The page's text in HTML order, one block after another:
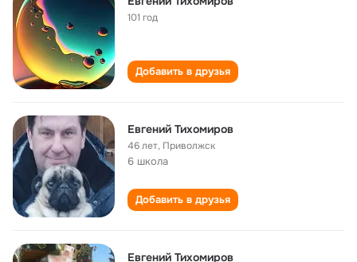
101 год
Добавить в друзья
Евгений Тихомиров
46 лет, Приволжск
6 школа
Добавить в друзья
Евгений Тихомиров